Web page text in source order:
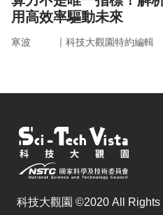
用高效率驅動未來
寒波 ｜ 科技大觀園特約編輯
科技大觀園 ©2020 All Rights